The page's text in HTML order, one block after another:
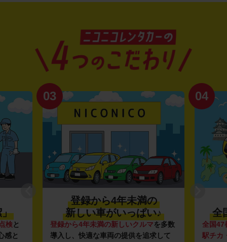
」
検と
感と
03
登録から4年未満の
新しい車がいっぱい♪
登録から4年未満の新しいクルマを多数
導入し、快適な車両の提供を追求して
04
全
全国47
駅チカ